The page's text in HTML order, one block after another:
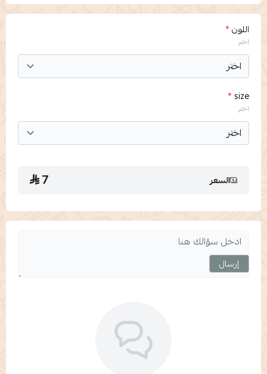
اللون*
اختر
size
*
اختر
السعر 7
إرسال